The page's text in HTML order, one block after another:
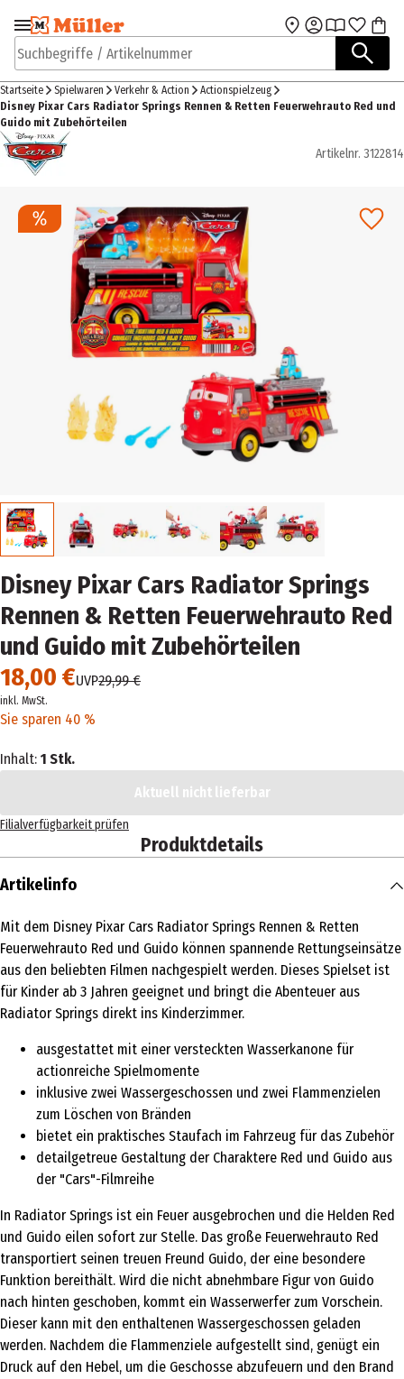
Zur Navigation
springen
Zum Hauptinhalt
Suchbegriffe / Artikelnummer
Startseite Spielwaren Verkehr & Action
Actionspielzeug
Disney Pixar Cars Radiator Springs Rennen & Retten Feuerwehrauto Red und
Guido mit Zubehörteilen
Artikelnr. 3122814
Disney Pixar Cars Radiator Springs
Rennen & Retten Feuerwehrauto Red
und Guido mit Zubehörteilen
18,00 €UVP29,99 €
inkl. MwSt.
Sie sparen 40 %
Inhalt: 1 Stk.
Aktuell nicht lieferbar
Filialverfügbarkeit prüfen
Produktdetails
Artikelinfo
Mit dem Disney Pixar Cars Radiator Springs Rennen & Retten
Feuerwehrauto Red und Guido können spannende Rettungseinsätze
aus den beliebten Filmen nachgespielt werden. Dieses Spielset ist
für Kinder ab 3 Jahren geeignet und bringt die Abenteuer aus
Radiator Springs direkt ins Kinderzimmer.
ausgestattet mit einer versteckten Wasserkanone für
actionreiche Spielmomente
inklusive zwei Wassergeschossen und zwei Flammenzielen
zum Löschen von Bränden
bietet ein praktisches Staufach im Fahrzeug für das Zubehör
detailgetreue Gestaltung der Charaktere Red und Guido aus
der "Cars"-Filmreihe
In Radiator Springs ist ein Feuer ausgebrochen und die Helden Red
und Guido eilen sofort zur Stelle. Das große Feuerwehrauto Red
transportiert seinen treuen Freund Guido, der eine besondere
Funktion bereithält. Wird die nicht abnehmbare Figur von Guido
nach hinten geschoben, kommt ein Wasserwerfer zum Vorschein.
Dieser kann mit den enthaltenen Wassergeschossen geladen
werden. Nachdem die Flammenziele aufgestellt sind, genügt ein
Druck auf den Hebel, um die Geschosse abzufeuern und den Brand